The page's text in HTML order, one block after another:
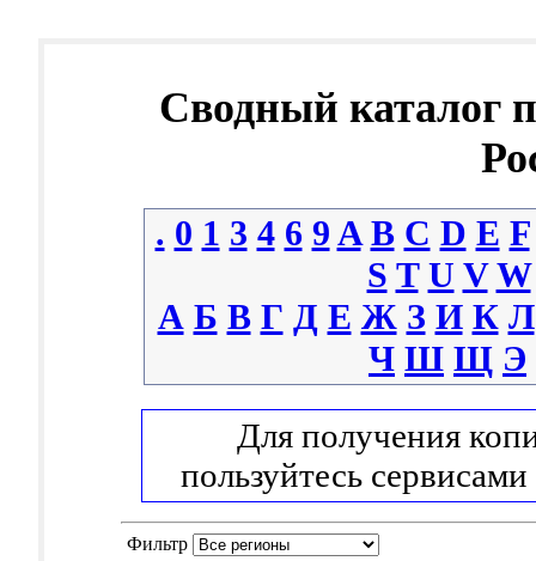
Сводный каталог
. 0 1 3 4 6 9 A B C D E F
S T U V W
А Б В Г Д Е Ж З И К Л
Ч Ш Щ Э
Для получения
пользуйтесь сервисами
Фильтр